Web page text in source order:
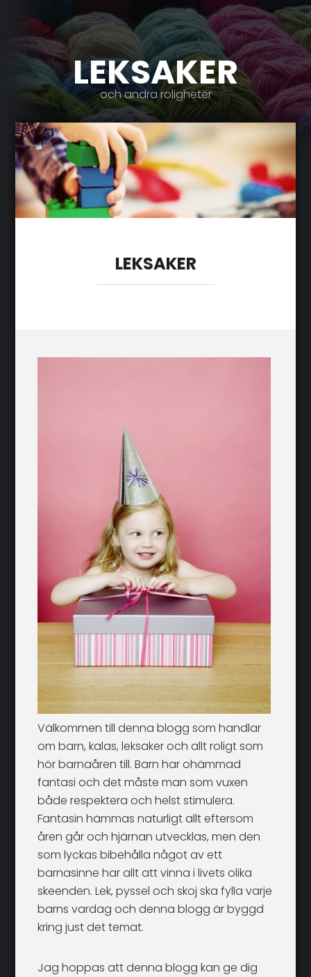
LEKSAKER
och andra roligheter
LEKSAKER
Välkommen till denna blogg som handlar
om barn, kalas, leksaker och allt roligt som
hör barnaåren till. Barn har ohämmad
fantasi och det måste man som vuxen
både respektera och helst stimulera.
Fantasin hämmas naturligt allt eftersom
åren går och hjärnan utvecklas, men den
som lyckas bibehålla något av ett
barnasinne har allt att vinna i livets olika
skeenden. Lek, pyssel och skoj ska fylla varje
barns vardag och denna blogg är byggd
kring just det temat.
Jag hoppas att denna blogg kan ge dig